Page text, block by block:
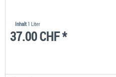
Inhalt1 Liter
37.00 CHF *